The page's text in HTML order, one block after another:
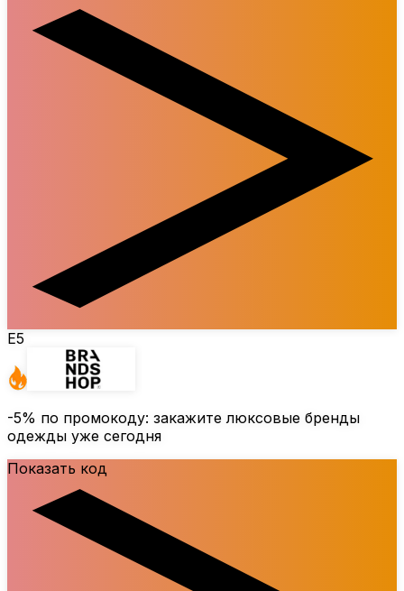
E5
-5% по промокоду: закажите люксовые бренды
одежды уже сегодня
Показать код